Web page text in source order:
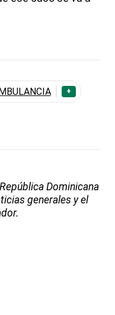
+
Dominicana
generales y el